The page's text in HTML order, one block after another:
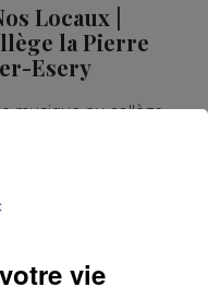
Locaux |
la Pierre
Esery
musique au collège
Locaux Dans Nos Locaux
vie